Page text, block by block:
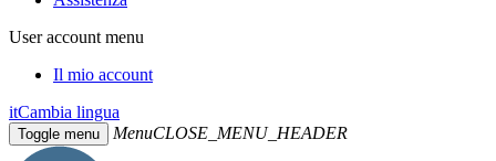
User account menu
Il mio account
itCambia lingua
Toggle menu MenuCLOSE_MENU_HEADER